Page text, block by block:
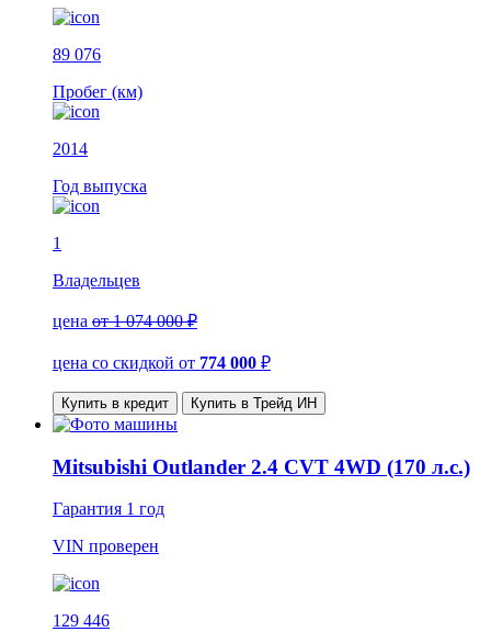
89 076
Пробег (км)
2014
Год выпуска
1
Владельцев
цена от 1 074 000 ₽
цена со скидкой от 774 000 ₽
Купить в кредит Купить в Трейд ИН
Mitsubishi Outlander 2.4 CVT 4WD (170 л.с.)
Гарантия 1 год
VIN проверен
129 446